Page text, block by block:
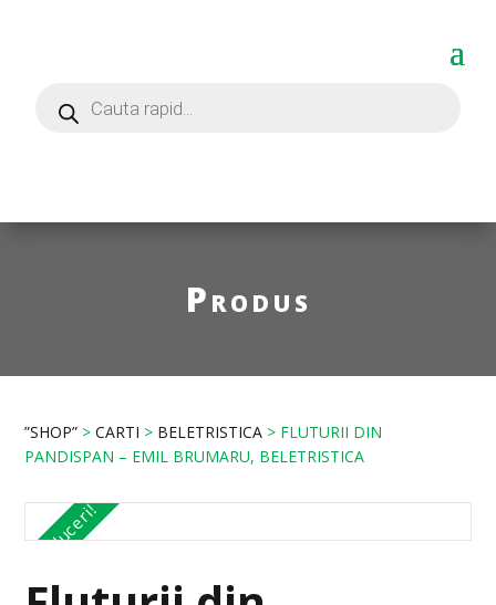
Produs
”SHOP” >CARTI > BELETRISTICA > FLUTURII DIN
PANDISPAN – EMIL BRUMARU, BELETRISTICA
Reduceri!